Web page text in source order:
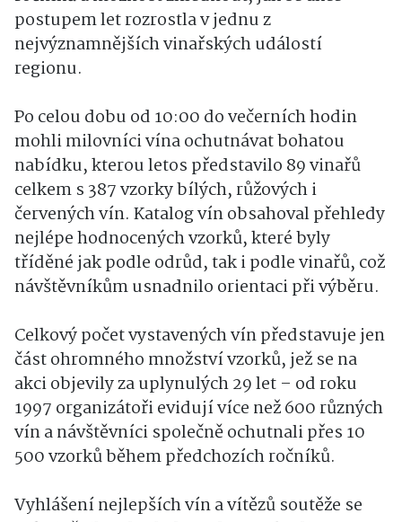
postupem let rozrostla v jednu z
nejvýznamnějších vinařských událostí
regionu.
Po celou dobu od 10:00 do večerních hodin
mohli milovníci vína ochutnávat bohatou
nabídku, kterou letos představilo 89 vinařů
celkem s 387 vzorky bílých, růžových i
červených vín. Katalog vín obsahoval přehledy
nejlépe hodnocených vzorků, které byly
tříděné jak podle odrůd, tak i podle vinařů, což
návštěvníkům usnadnilo orientaci při výběru.
Celkový počet vystavených vín představuje jen
část ohromného množství vzorků, jež se na
akci objevily za uplynulých 29 let – od roku
1997 organizátoři evidují více než 600 různých
vín a návštěvníci společně ochutnali přes 10
500 vzorků během předchozích ročníků.
Vyhlášení nejlepších vín a vítězů soutěže se